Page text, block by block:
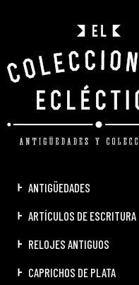
ANTIGÜEDADES
ARTÍCULOS DE ESCRITURA
RELOJES ANTIGUOS
CAPRICHOS DE PLATA